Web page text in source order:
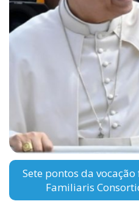
Sete pontos da
Familiaris